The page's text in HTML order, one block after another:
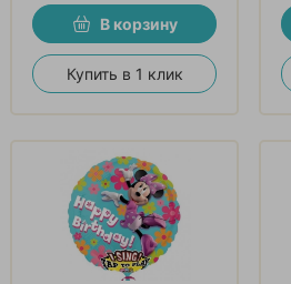
В корзину
Купить в 1 клик